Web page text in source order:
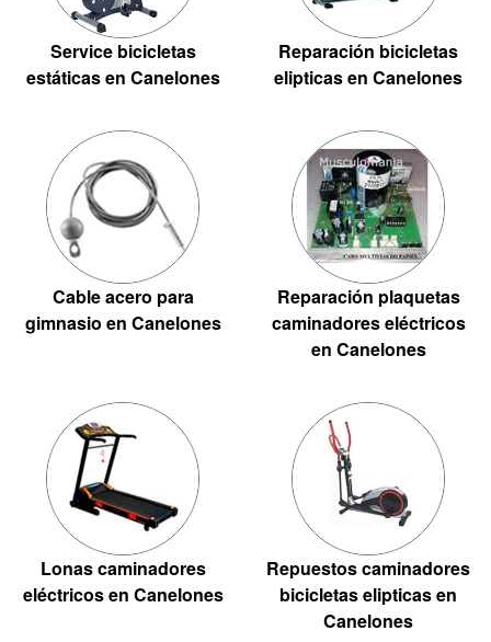
Service bicicletas
estáticas en Canelones
Reparación bicicletas
elipticas en Canelones
Cable acero para
gimnasio en Canelones
Reparación plaquetas
caminadores eléctricos
en Canelones
Lonas caminadores
eléctricos en Canelones
Repuestos caminadores
bicicletas elipticas en
Canelones